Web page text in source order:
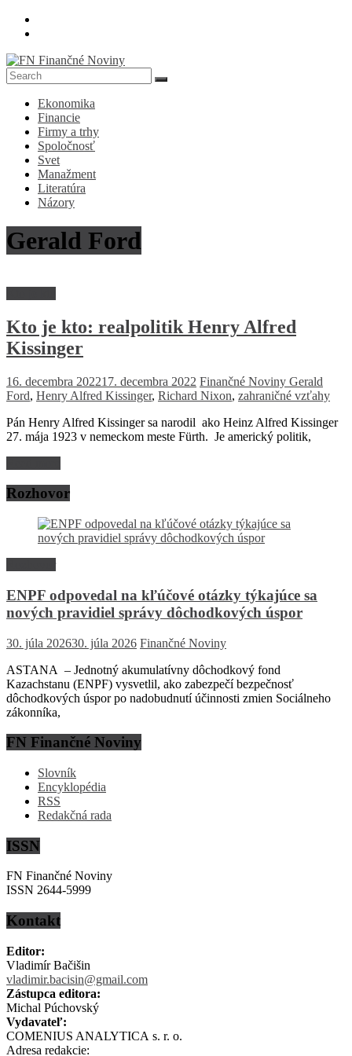
Skip
FN
Finančné
Noviny
Denník
ekonomike
spoločnosti
Ekonomika
Financie
Firmy a trhy
Spoločnosť
Svet
Manažment
Literatúra
Názory
Gerald Ford
Kto je kto: realpolitik Henry Alfred
Kissinger
16. decembra 202217. decembra 2022 Finančné Noviny Gerald
Ford, Henry Alfred Kissinger, Richard Nixon, zahraničné vzťahy
Pán Henry Alfred Kissinger sa narodil ako Heinz Alfred Kissinger
27. mája 1923 v nemeckom meste Fürth. Je americký politik,
Rozhovor
ENPF odpovedal na kľúčové otázky týkajúce sa
nových pravidiel správy dôchodkových úspor
30. júla 202630. júla 2026 Finančné Noviny
ASTANA – Jednotný akumulatívny dôchodkový fond
Kazachstanu (ENPF) vysvetlil, ako zabezpečí bezpečnosť
dôchodkových úspor po nadobudnutí účinnosti zmien Sociálneho
zákonníka,
FN Finančné Noviny
Slovník
Encyklopédia
RSS
Redakčná rada
ISSN
FN Finančné Noviny
ISSN 2644-5999
Kontakt
Editor:
Vladimír Bačišin
vladimir.bacisin@gmail.com
Zástupca editora:
Michal Púchovský
Vydavateľ:
COMENIUS ANALYTICA s. r. o.
Adresa redakcie: